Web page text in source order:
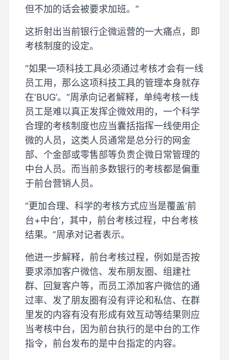
但不加的话会被要求加班。”
这折射出当前银行企微运营的一大痛点，即
考核制度的设定。
“如果一项科技工具必须通过考核才会有一线
员工用，那么这项科技工具的管理本身就存
在‘BUG’。”周承向记者解释，单纯考核一线
员工是难以真正发挥企微效用的，一个科学
合理的考核制度也应当囊括指挥一线使用企
微的人员，这类人员通常是总分行的网金
部、个金部或零售部等负责企微日常管理的
中台人员。而当前多数银行的考核都是偏重
于前台营销人员。
“更加合理、科学的考核方式应当是覆盖‘前
台+中台’，其中，前台考核过程，中台考核
结果。”周承对记者表示。
他进一步解释，前台考核过程，例如是否按
要求添加客户微信、发布朋友圈、组建社
群、回复客户等，而员工添加客户微信的通
过率、发了朋友圈有没有评论和私信、在群
里发的内容有没有形成有效互动等结果则应
当考核中台，因为前台执行的是中台的工作
指令，前台发布的是中台指定的内容。